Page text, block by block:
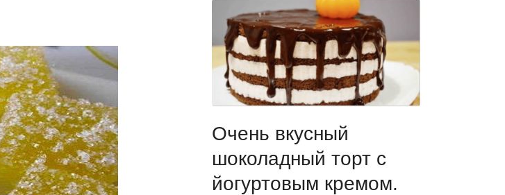
Очень вкусный
шоколадный торт с
йогуртовым кремом.